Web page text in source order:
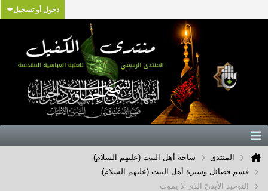
دخول أو تسجيل
المنتدى
ساحة أهل البيت (عليهم السلام)
قسم فضائل وسيرة أهل البيت (عليهم السلام)
التوحيد الأبديّ الذي لا يموت